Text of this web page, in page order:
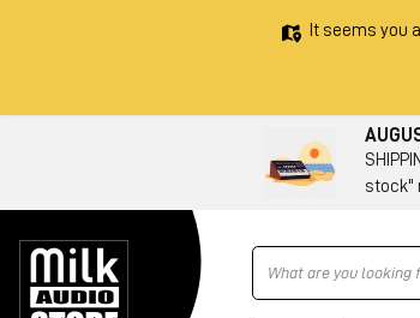
It seems you
stock"
Ricerca